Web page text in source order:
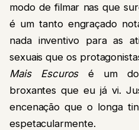
modo de filmar nas que
é um tanto engraçado
nada inventivo para as
sexuais que os
Mais Escuros é um
broxantes que eu já vi.
encenação que o longa
espetacularmente.